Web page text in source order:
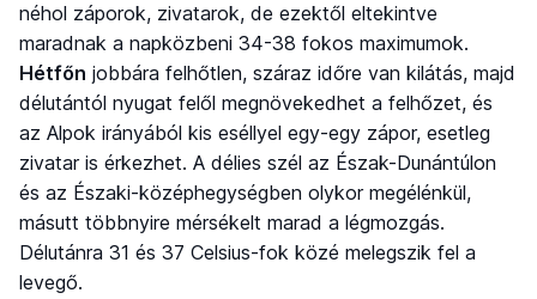
néhol záporok, zivatarok, de ezektől eltekintve
maradnak a napközbeni 34-38 fokos maximumok.
Hétfőn jobbára felhőtlen, száraz időre van kilátás, majd
délutántól nyugat felől megnövekedhet a felhőzet, és
az Alpok irányából kis eséllyel egy-egy zápor, esetleg
zivatar is érkezhet. A délies szél az Észak-Dunántúlon
és az Északi-középhegységben olykor megélénkül,
másutt többnyire mérsékelt marad a légmozgás.
Délutánra 31 és 37 Celsius-fok közé melegszik fel a
levegő.